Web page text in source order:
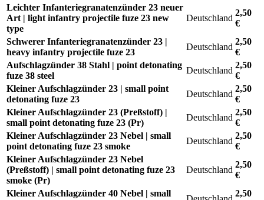
Leichter Infanteriegranatenzünder 23 neuer
Art | light infantry projectile fuze 23 new
type
Deutschland
2,50
€
Schwerer Infanteriegranatenzünder 23 |
heavy infantry projectile fuze 23
Deutschland
2,50
€
Aufschlagzünder 38 Stahl | point detonating
fuze 38 steel
Deutschland
2,50
€
Kleiner Aufschlagzünder 23 | small point
detonating fuze 23
Deutschland
2,50
€
Kleiner Aufschlagzünder 23 (Preßstoff) |
small point detonating fuze 23 (Pr)
Deutschland
2,50
€
Kleiner Aufschlagzünder 23 Nebel | small
point detonating fuze 23 smoke
Deutschland
2,50
€
Kleiner Aufschlagzünder 23 Nebel
(Preßstoff) | small point detonating fuze 23
smoke (Pr)
Deutschland
2,50
€
Kleiner Aufschlagzünder 40 Nebel | small
2,50